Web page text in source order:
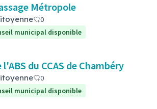
Métropole
0
municipal disponible
du CCAS de Chambéry
0
municipal disponible